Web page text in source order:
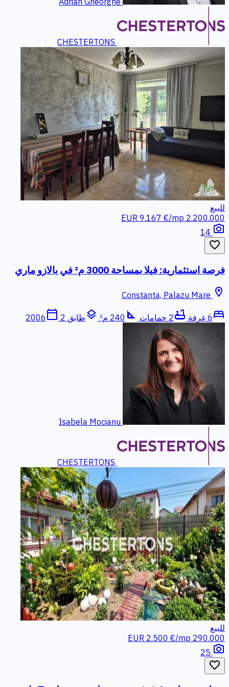
CHESTERTONS
للبيع
2.200.000 EUR
9.167 €/mp
photo_camera
favorite_border
فرصة استثمارية: فيلا بمساحة 3000 م² في بالازو ماري
location_on
bed 6 غرفة bathtub 2 حمامات square_foot 240 م² layers طابق 2 calendar_today
2006
Isabela Mocianu
CHESTERTONS
للبيع
290.000 EUR
2.500 €/mp
photo_camera
favorite_border